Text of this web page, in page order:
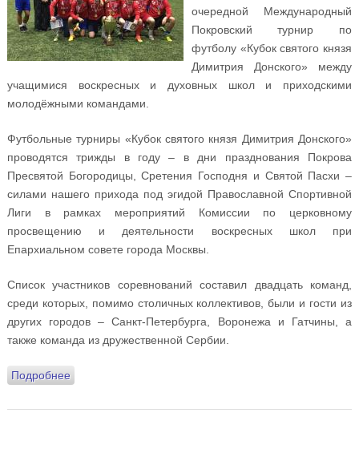
очередной Международный
Покровский турнир по
футболу «Кубок святого князя
Димитрия Донского» между
учащимися воскресных и духовных школ и приходскими
молодёжными командами.
Футбольные турниры «Кубок святого князя Димитрия Донского»
проводятся трижды в году – в дни празднования Покрова
Пресвятой Богородицы, Сретения Господня и Святой Пасхи –
силами нашего прихода под эгидой Православной Спортивной
Лиги в рамках мероприятий Комиссии по церковному
просвещению и деятельности воскресных школ при
Епархиальном совете города Москвы.
Список участников соревнований составил двадцать команд,
среди которых, помимо столичных коллективов, были и гости из
других городов – Санкт-Петербурга, Воронежа и Гатчины, а
также команда из дружественной Сербии.
Подробнеео Поздравляем нашу футбольную команду «Восход»
«Кубок святого князя Димитрия Донского»!